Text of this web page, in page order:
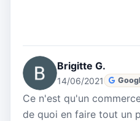
Brigitte G.
14/06/2021
Ce n'est qu'un
de quoi en faire tout un